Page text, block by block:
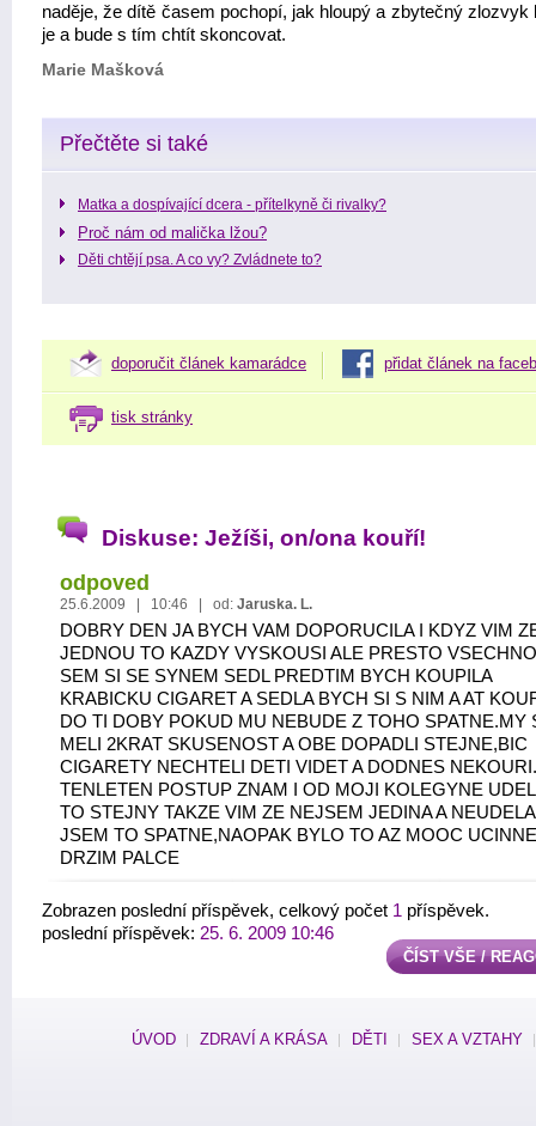
naděje, že dítě časem pochopí, jak hloupý a zbytečný zlozvyk
je a bude s tím chtít skoncovat.
Marie Mašková
Přečtěte si také
Matka a dospívající dcera - přítelkyně či rivalky?
Proč nám od malička lžou?
Děti chtějí psa. A co vy? Zvládnete to?
doporučit článek kamarádce přidat článek na
tisk stránky
Diskuse: Ježíši, on/ona kouří!
odpoved
25.6.2009 | 10:46 | od: Jaruska. L.
DOBRY DEN JA BYCH VAM DOPORUCILA I KDYZ VIM
JEDNOU TO KAZDY VYSKOUSI ALE PRESTO
SEM SI SE SYNEM SEDL PREDTIM BYCH KOUPILA
KRABICKU CIGARET A SEDLA BYCH SI S NIM A AT
DO TI DOBY POKUD MU NEBUDE Z TOHO SPATNE.MY
MELI 2KRAT SKUSENOST A OBE DOPADLI STEJNE,BIC
CIGARETY NECHTELI DETI VIDET A DODNES
TENLETEN POSTUP ZNAM I OD MOJI KOLEGYNE
TO STEJNY TAKZE VIM ZE NEJSEM JEDINA A
JSEM TO SPATNE,NAOPAK BYLO TO AZ MOOC
DRZIM PALCE
Zobrazen poslední příspěvek, celkový počet 1 příspěvek.
poslední příspěvek: 25. 6. 2009 10:46
ČÍST VŠE /
ÚVOD ZDRAVÍ A KRÁSA DĚTI SEX A VZTAHY